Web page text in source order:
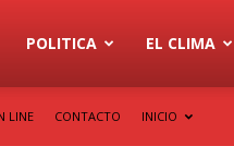
POLITICA EL CLIMA
LINE CONTACTO INICIO